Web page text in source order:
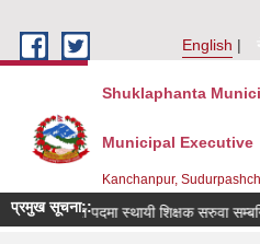
English
Shuklaphanta
Municipal Executive
Kanchanpur,
प्रमुख सूचना::रिक्त पदमा स्थायी शिक्षक सरुवा